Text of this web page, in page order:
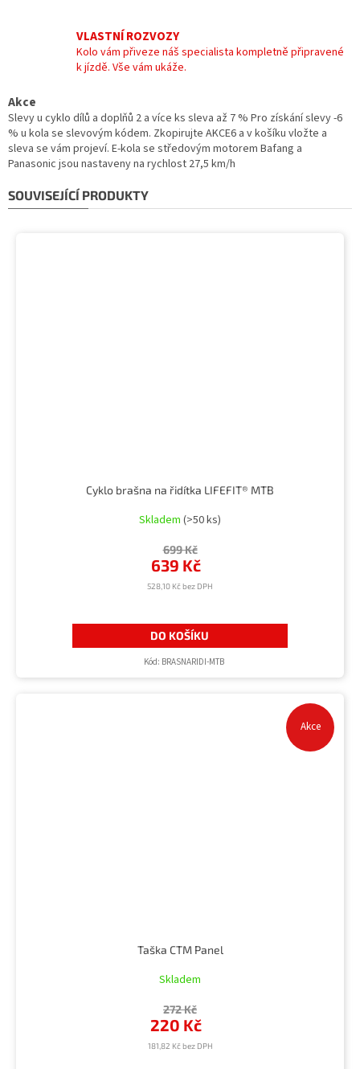
VLASTNÍ ROZVOZY
Kolo vám přiveze náš specialista kompletně připravené
k jízdě. Vše vám ukáže.
Akce
Slevy u cyklo dílů a doplňů 2 a více ks sleva až 7 % Pro získání slevy -6
% u kola se slevovým kódem. Zkopirujte AKCE6 a v košíku vložte a
sleva se vám projeví. E-kola se středovým motorem Bafang a
Panasonic jsou nastaveny na rychlost 27,5 km/h
SOUVISEJÍCÍ PRODUKTY
Cyklo brašna na řidítka LIFEFIT® MTB
Skladem (>50 ks)
528,10 Kč bez DPH
639 Kč
699 Kč
DO KOŠÍKU
Kód: BRASNARIDI-MTB
Akce
Taška CTM Panel
Skladem
181,82 Kč bez DPH
220 Kč
272 Kč